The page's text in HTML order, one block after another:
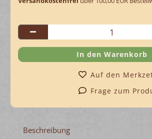
Auf den
Frage zum
Beschreibung